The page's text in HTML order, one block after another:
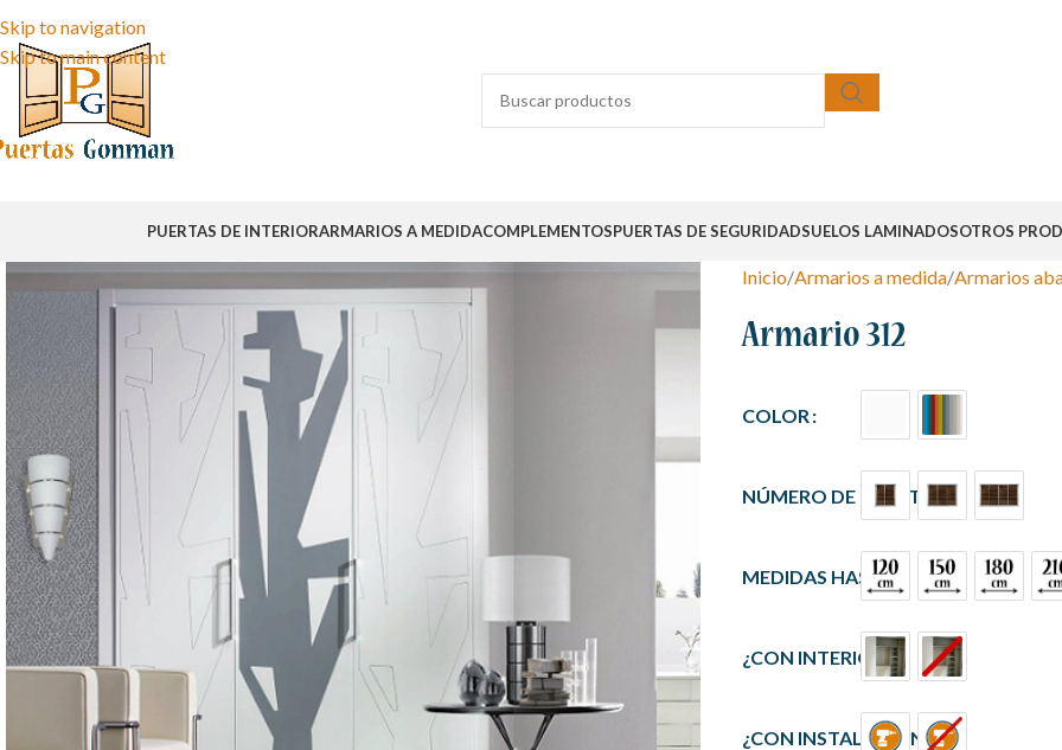
Skip to navigation
Skip to main content
PUERTAS DE INTERIORARMARIOS A MEDIDACOMPLEMENTOSPUERTAS DE SEGURIDADSUELOS LAMINADOSOTROS
Inicio Armarios a medida Armarios
Armario 312
COLOR
NÚMERO DE PUERTAS
MEDIDAS HASTA
¿CON INTERIOR?
¿CON INSTALACIÓN?